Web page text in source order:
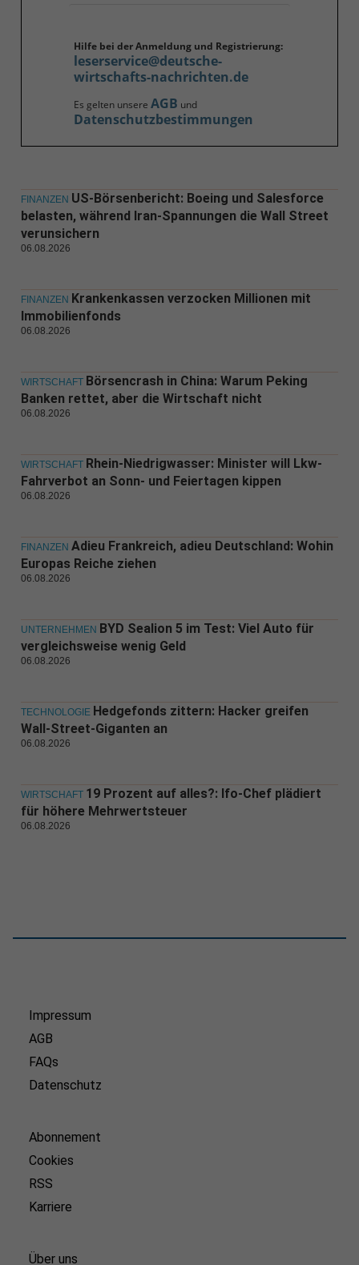
Hilfe bei der Anmeldung und Registrierung:
leserservice@deutsche-
wirtschafts-nachrichten.de
Es gelten unsere AGB und
Datenschutzbestimmungen
FINANZEN US-Börsenbericht: Boeing und Salesforce
belasten, während Iran-Spannungen die Wall Street
verunsichern
06.08.2026
FINANZEN Krankenkassen verzocken Millionen mit
Immobilienfonds
06.08.2026
WIRTSCHAFT Börsencrash in China: Warum Peking
Banken rettet, aber die Wirtschaft nicht
06.08.2026
WIRTSCHAFT Rhein-Niedrigwasser: Minister will Lkw-
Fahrverbot an Sonn- und Feiertagen kippen
06.08.2026
FINANZEN Adieu Frankreich, adieu Deutschland: Wohin
Europas Reiche ziehen
06.08.2026
UNTERNEHMEN BYD Sealion 5 im Test: Viel Auto für
vergleichsweise wenig Geld
06.08.2026
TECHNOLOGIE Hedgefonds zittern: Hacker greifen
Wall-Street-Giganten an
06.08.2026
WIRTSCHAFT 19 Prozent auf alles?: Ifo-Chef plädiert
für höhere Mehrwertsteuer
06.08.2026
Impressum
AGB
FAQs
Datenschutz
Abonnement
Cookies
RSS
Karriere
Über uns